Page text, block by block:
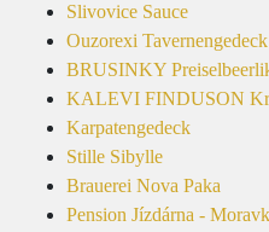
Slivovice Sauce
Ouzorexi Tavernengedeck
BRUSINKY
KALEVI FINDUSON
Karpatengedeck
Stille Sibylle
Brauerei Nova Paka
Pension Jízdárna -